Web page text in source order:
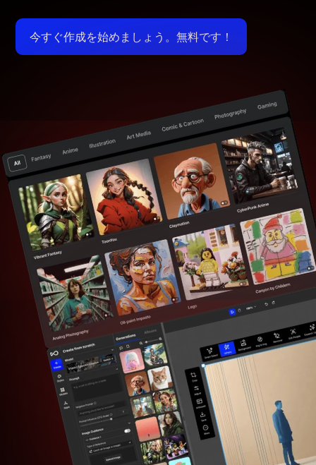
今すぐ作成を始めましょう。無料です！